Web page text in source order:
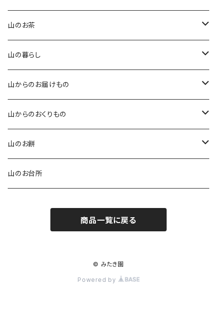
田楽味噌
山椒味噌
玄米醤油糀
玄米塩糀
四季を味わう琥珀糖
石臼挽きのきな粉香るクッキー
オリジナル卵せんべい
山のお茶
番茶
紅茶
山の暮らし
オリジナルてぬぐい
草ホーキ ミニ
草スリッパ
山からのお届けもの
ふるさと便（年間）
ふるさと便（ひと月便）
ふるさと便（ミニ）
山からのおくりもの
お食事券
ご利用券
山のお餅
栃餅
山のお台所
商品一覧に戻る
© みたき園
Powered by